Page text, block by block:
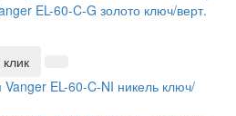
EL-60-C-G золото ключ/верт.